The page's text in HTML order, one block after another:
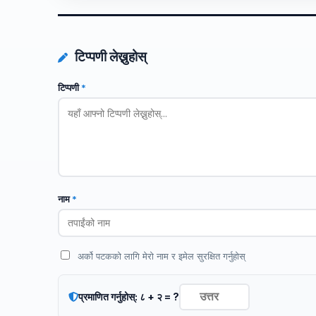
टिप्पणी लेख्नुहोस्
टिप्पणी*
नाम*
अर्को पटकको लागि मेरो नाम र इमेल सुरक्षित गर्नुहोस्
प्रमाणित गर्नुहोस्: ८ + २ = ?